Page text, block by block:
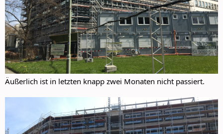
Äußerlich ist in letzten knapp zwei Monaten nicht passiert.